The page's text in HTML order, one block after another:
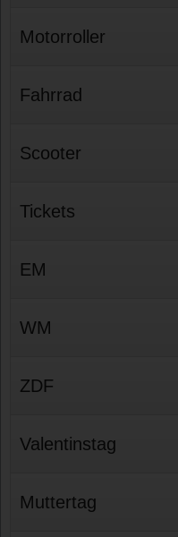
Motorroller
Fahrrad
Scooter
Tickets
EM
WM
ZDF
Valentinstag
Muttertag